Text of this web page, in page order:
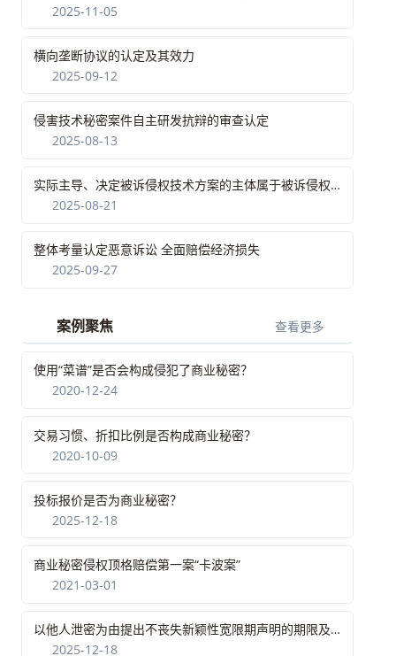
2025-11-05
横向垄断协议的认定及其效力
2025-09-12
侵害技术秘密案件自主研发抗辩的审查认定
2025-08-13
实际主导、决定被诉侵权技术方案的主体属于被诉侵权产品的制造者
2025-08-21
整体考量认定恶意诉讼 全面赔偿经济损失
2025-09-27
案例聚焦 查看更多
使用“菜谱”是否会构成侵犯了商业秘密？
2020-12-24
交易习惯、折扣比例是否构成商业秘密？
2020-10-09
投标报价是否为商业秘密？
2025-12-18
商业秘密侵权顶格赔偿第一案“卡波案”
2021-03-01
以他人泄密为由提出不丧失新颖性宽限期声明的期限及其起算点
2025-12-18